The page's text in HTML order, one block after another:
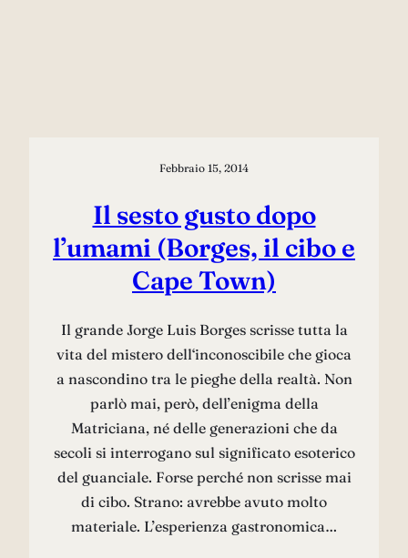
Febbraio 15, 2014
Il sesto gusto dopo
l’umami (Borges, il cibo e
Cape Town)
Il grande Jorge Luis Borges scrisse tutta la
vita del mistero dell‘inconoscibile che gioca
a nascondino tra le pieghe della realtà. Non
parlò mai, però, dell’enigma della
Matriciana, né delle generazioni che da
secoli si interrogano sul significato esoterico
del guanciale. Forse perché non scrisse mai
di cibo. Strano: avrebbe avuto molto
materiale. L’esperienza gastronomica…